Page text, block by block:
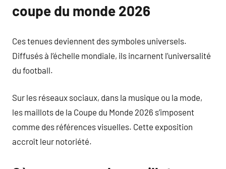
coupe du monde 2026
Ces tenues deviennent des symboles universels.
Diffusés à l’échelle mondiale, ils incarnent l’universalité
du football.
Sur les réseaux sociaux, dans la musique ou la mode,
les maillots de la Coupe du Monde 2026 s’imposent
comme des références visuelles. Cette exposition
accroît leur notoriété.